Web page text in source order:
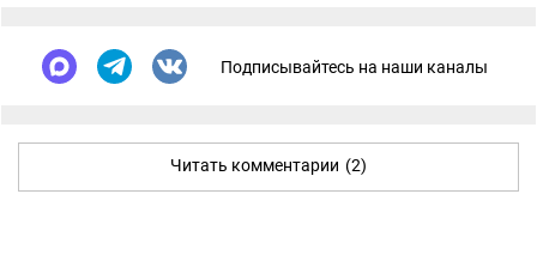
Подписывайтесь на наши каналы
Читать комментарии (2)